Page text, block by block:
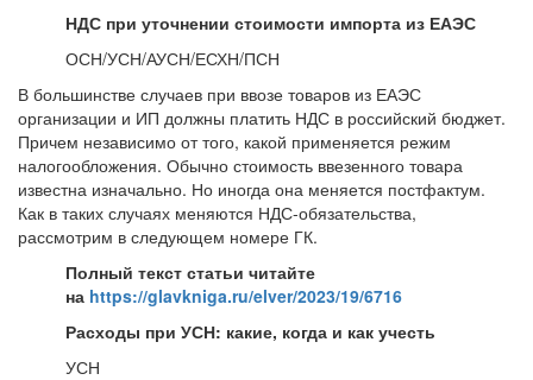
НДС при уточнении стоимости импорта из ЕАЭС
ОСН/УСН/АУСН/ЕСХН/ПСН
В большинстве случаев при ввозе товаров из ЕАЭС
организации и ИП должны платить НДС в российский бюджет.
Причем независимо от того, какой применяется режим
налогообложения. Обычно стоимость ввезенного товара
известна изначально. Но иногда она меняется постфактум.
Как в таких случаях меняются НДС-обязательства,
рассмотрим в следующем номере ГК.
Полный текст статьи читайте
на https://glavkniga.ru/elver/2023/19/6716
Расходы при УСН: какие, когда и как учесть
УСН